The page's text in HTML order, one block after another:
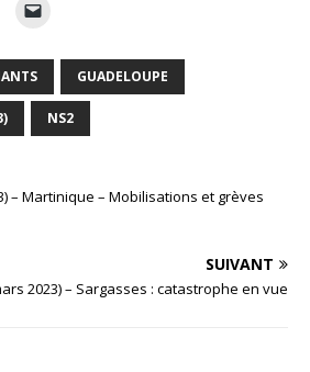
GUADELOUPE
NS2
– Martinique – Mobilisations et grèves
SUIVANT
2023) – Sargasses : catastrophe en vue